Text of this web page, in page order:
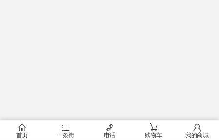
󰂠
首页
󰂦
一条街
󰄫
电话
󰂟
购物车
󰂢
我的商城